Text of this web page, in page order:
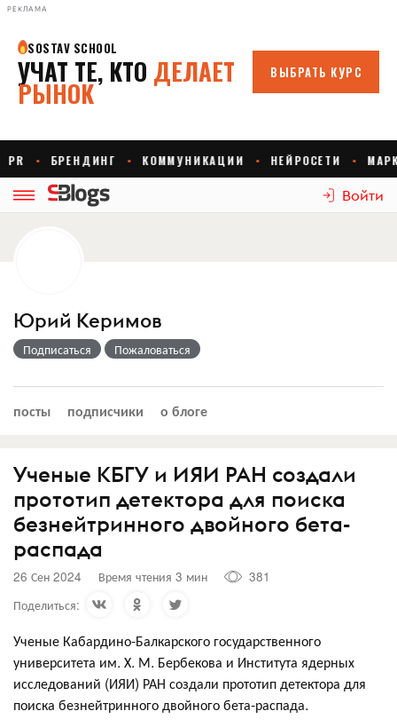
РЕКЛАМА
Войти
Юрий Керимов
Подписаться Пожаловаться
посты подписчики о блоге
Ученые КБГУ и ИЯИ РАН создали
прототип детектора для поиска
безнейтринного двойного бета-
распада
26 Сен 2024 Время чтения 3 мин
381
Поделиться:
Ученые Кабардино-Балкарского государственного
университета им. Х. М. Бербекова и Института ядерных
исследований (ИЯИ) РАН создали прототип детектора для
поиска безнейтринного двойного бета-распада.